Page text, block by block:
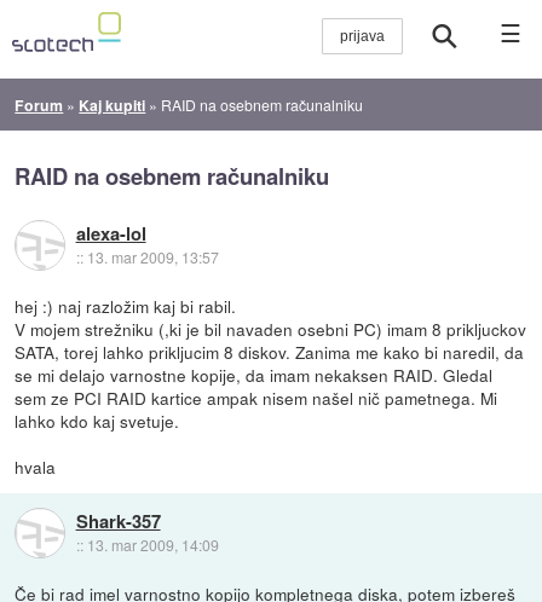
☰
Forum » Kaj kupiti » RAID na osebnem računalniku
RAID na osebnem računalniku
alexa-lol
:: 13. mar 2009, 13:57
hej :) naj razložim kaj bi rabil.
V mojem strežniku (,ki je bil navaden osebni PC) imam 8 prikljuckov
SATA, torej lahko prikljucim 8 diskov. Zanima me kako bi naredil, da
se mi delajo varnostne kopije, da imam nekaksen RAID. Gledal
sem ze PCI RAID kartice ampak nisem našel nič pametnega. Mi
lahko kdo kaj svetuje.
hvala
Shark-357
:: 13. mar 2009, 14:09
Če bi rad imel varnostno kopijo kompletnega diska, potem izbereš